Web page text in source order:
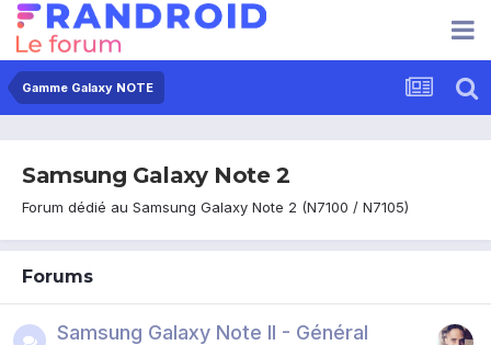
Gamme Galaxy NOTE
Samsung Galaxy Note 2
Forum dédié au Samsung Galaxy Note 2 (N7100 / N7105)
Forums
Samsung Galaxy Note II - Général